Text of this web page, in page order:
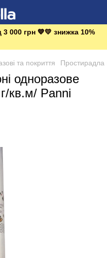
000 грн 💙💛 знижка 10%
та покриття Простирадла
одноразове
кв.м/ Panni